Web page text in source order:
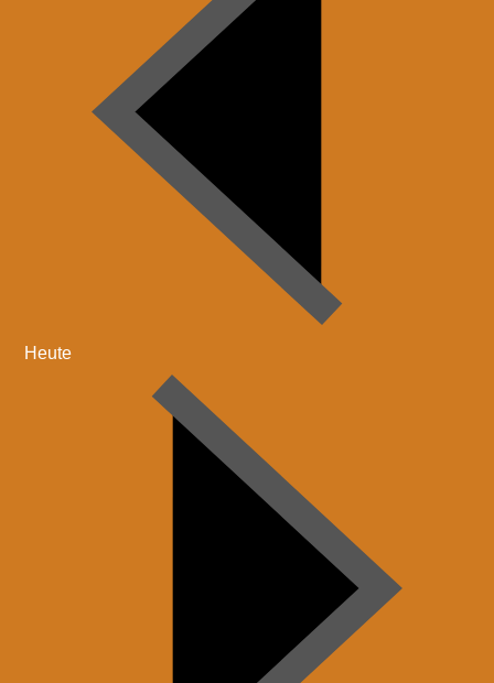
Heute